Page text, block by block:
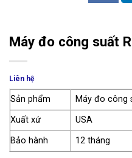
Máy đo công suất
Liên hệ
Sản phẩm
Máy đo công
Xuất xứ
USA
Bảo hành
12 tháng